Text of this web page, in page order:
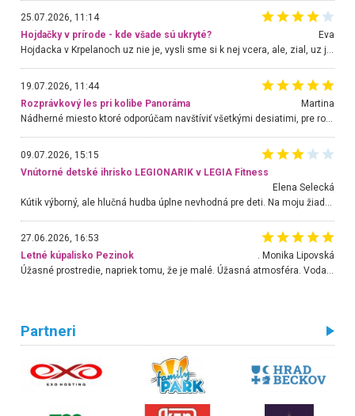
25.07.2026, 11:14
Hojdačky v prírode - kde všade sú ukryté?
Eva
Hojdacka v Krpelanoch uz nie je, vysli sme si k nej vcera, ale, zial, uz je znicena. Ak sem planujete cestu len kvoli hojdacke, mozete si ju usetrit. Krasny vyhlad je tu vsak aj bez hojdacky :-)
19.07.2026, 11:44
Rozprávkový les pri kolibe Panoráma
Martina
Nádherné miesto ktoré odporúčam navštíviť všetkými desiatimi, pre rodiny s deťmi, dôchodcom... Proste a jednoducho ozaj rozprávkový les.. určite ešte prídeme. Odniesli sme si na pamiatku krásne tričká,
09.07.2026, 15:15
Vnútorné detské ihrisko LEGIONARIK v LEGIA Fitness
Elena Selecká
27.06.2026, 16:53
Letné kúpalisko Pezinok
. Monika Lipovská
Úžasné prostredie, napriek tomu, že je malé. Úžasná atmosféra. Voda fantastická a nádherná. Ľudí je pomerne veľa, ale su mili a ohľaduplní. Je veľmi zaujímavé sledovať, ako dokážu spolu športovať cudzí ľudia a bez ohľadu na vek. Vládne tu pohoda. Vnuka neviem dostať z vody. Ďakujem za krásny deň . Urcite sa sem vrátim. Jediný problém je s parkovaním, ale aj ten sa mi podarilo vyriešiť. Monika Bratislava
Partneri